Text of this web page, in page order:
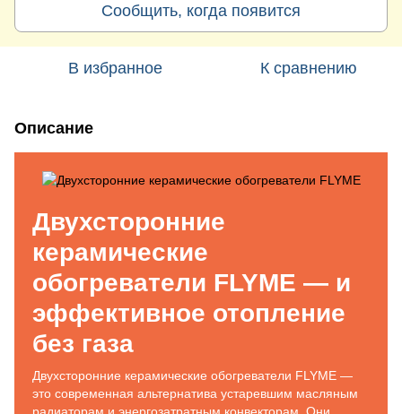
Сообщить, когда появится
В избранное К сравнению
Описание
Двухсторонние
керамические
обогреватели FLYME — и
эффективное отопление
без газа
Двухсторонние керамические обогреватели FLYME —
это современная альтернатива устаревшим масляным